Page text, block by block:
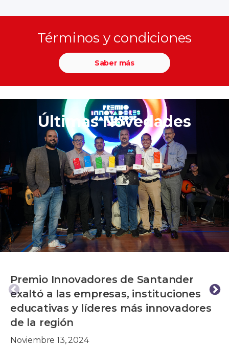
Términos y condiciones
Saber más
Últimas Novedades
Premio Innovadores de Santander
exaltó a las empresas, instituciones
educativas y líderes más innovadores
de la región
Noviembre 13, 2024